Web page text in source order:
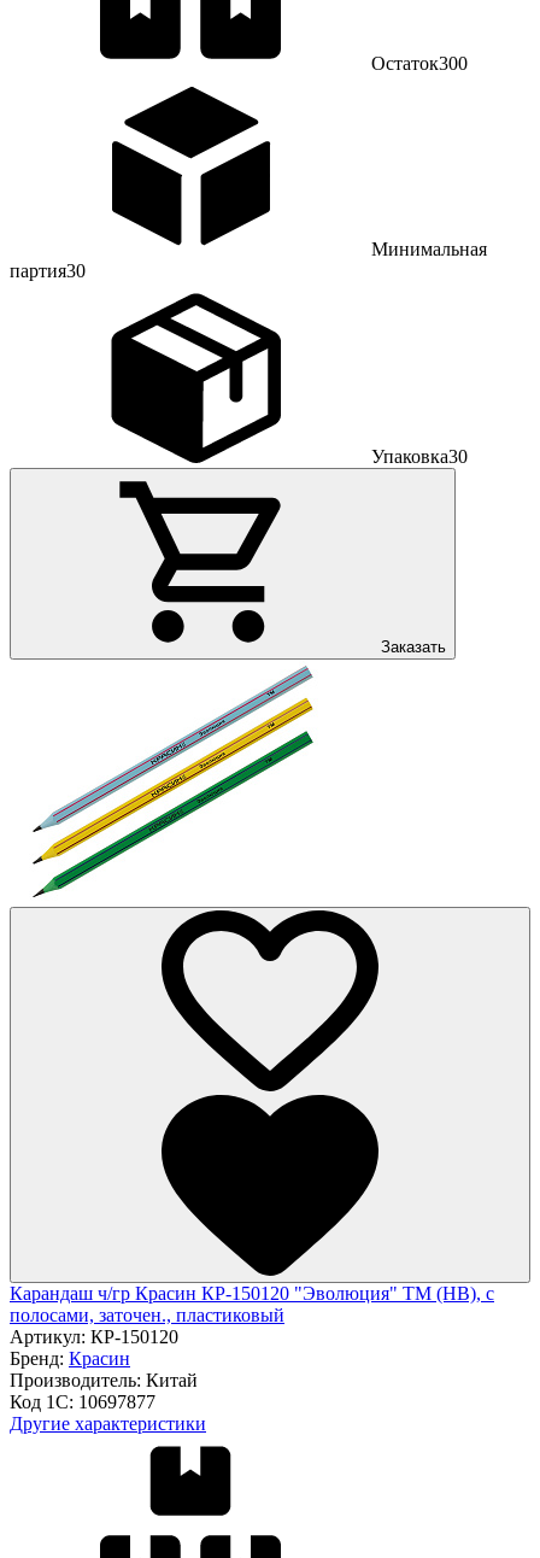
Остаток300
Минимальная
партия30
Упаковка30
Заказать
Карандаш ч/гр Красин КР-150120 "Эволюция" ТМ (HB), с
полосами, заточен., пластиковый
Артикул: КР-150120
Бренд: Красин
Производитель: Китай
Код 1С: 10697877
Другие характеристики